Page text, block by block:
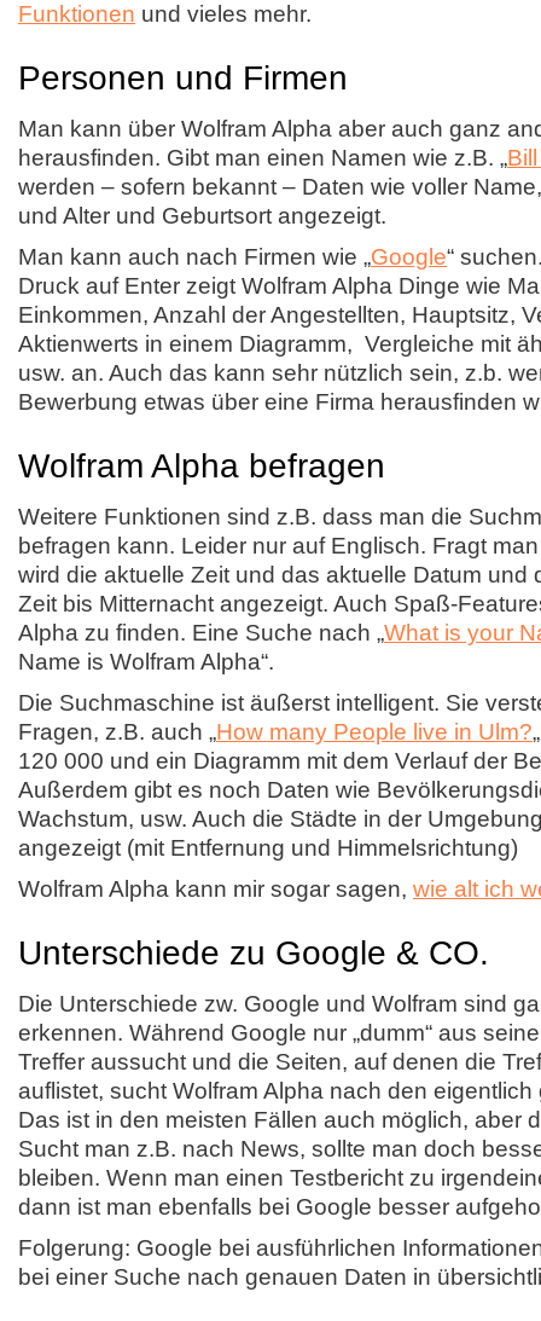
Funktionen und vieles mehr.
Personen und Firmen
Man kann über Wolfram Alpha aber auch ganz
herausfinden. Gibt man einen Namen wie z.B. „
werden – sofern bekannt – Daten wie voller
und Alter und Geburtsort angezeigt.
Man kann auch nach Firmen wie „Google“
Druck auf Enter zeigt Wolfram Alpha Dinge wie
Einkommen, Anzahl der Angestellten, Hauptsitz,
Aktienwerts in einem Diagramm, Vergleiche mit
usw. an. Auch das kann sehr nützlich sein, z.b.
Bewerbung etwas über eine Firma herausfinden
Wolfram Alpha befragen
Weitere Funktionen sind z.B. dass man die
befragen kann. Leider nur auf Englisch. Fragt man
wird die aktuelle Zeit und das aktuelle Datum und
Zeit bis Mitternacht angezeigt. Auch Spaß-
Alpha zu finden. Eine Suche nach „What is your
Name is Wolfram Alpha“.
Die Suchmaschine ist äußerst intelligent. Sie
Fragen, z.B. auch „How many People live in Ulm?
120 000 und ein Diagramm mit dem Verlauf der
Außerdem gibt es noch Daten wie
Wachstum, usw. Auch die Städte in der
angezeigt (mit Entfernung und Himmelsrichtung)
Wolfram Alpha kann mir sogar sagen, wie alt ich
Unterschiede zu Google & CO.
Die Unterschiede zw. Google und Wolfram sind
erkennen. Während Google nur „dumm“ aus
Treffer aussucht und die Seiten, auf denen die
auflistet, sucht Wolfram Alpha nach den
Das ist in den meisten Fällen auch möglich, aber
Sucht man z.B. nach News, sollte man doch
bleiben. Wenn man einen Testbericht zu
dann ist man ebenfalls bei Google besser
Folgerung: Google bei ausführlichen
bei einer Suche nach genauen Daten in